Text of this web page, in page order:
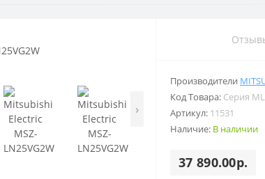
›
Производители
Код Товара: Серия
Артикул: 11531
Наличие: В наличии
37 890.00р.